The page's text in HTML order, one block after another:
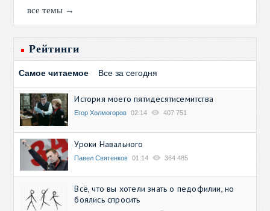
все темы →
Рейтинги
Самое читаемое Все за сегодня
История моего пятидесятисемитства
Егор Холмогоров 02:14 407 751
Уроки Навального
Павел Святенков 01:14 364 485
Всё, что вы хотели знать о педофилии, но
боялись спросить